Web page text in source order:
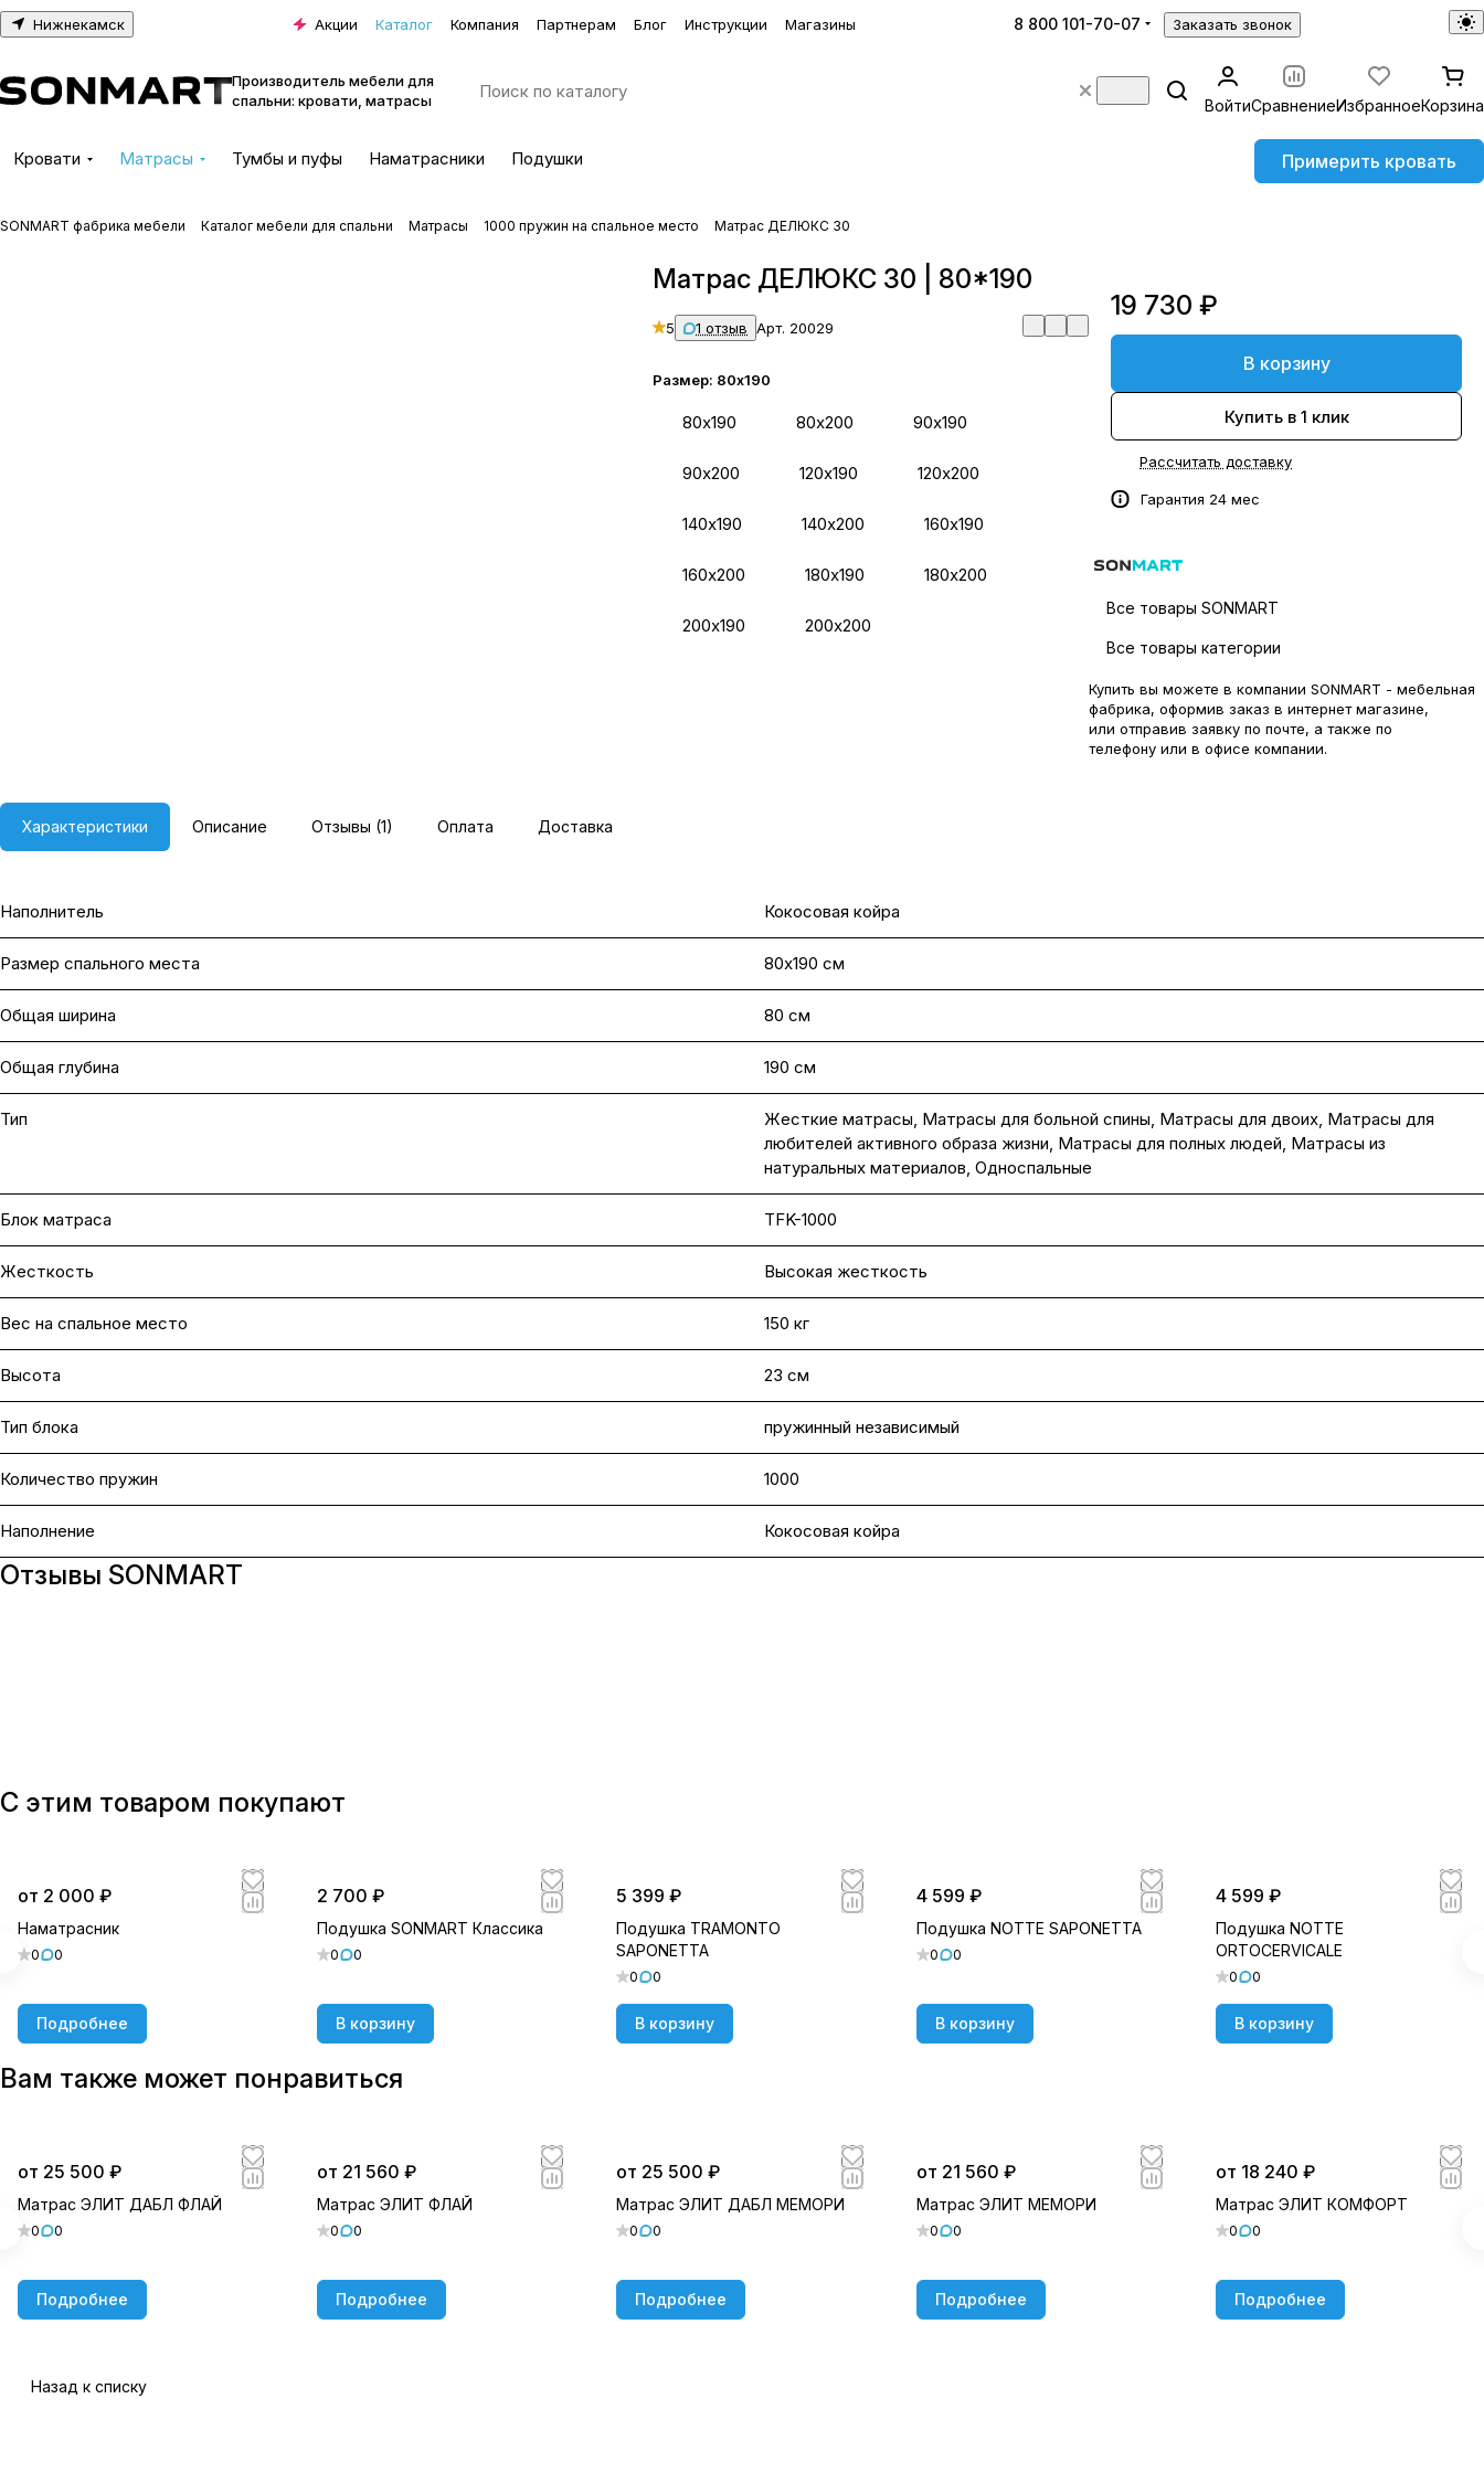
Нижнекамск Акции Каталог Компания Партнерам Блог Инструкции Магазины 8 800 101-70-07 Заказать звонок
Производитель мебели для
спальни: кровати, матрасы
ВойтиСравнениеИзбранноеКорзина
Кровати Матрасы Тумбы и пуфы Наматрасники Подушки Примерить кровать
SONMART фабрика мебели Каталог мебели для спальни Матрасы 1000 пружин на спальное место Матрас ДЕЛЮКС 30
Матрас ДЕЛЮКС 30 | 80*190
5 1 отзыв Арт. 20029
Размер: 80х190
80х190 80х200 90х190
90х200 120х190 120х200
140х190 140х200 160х190
160х200 180х190 180х200
200х190 200х200
19 730 ₽
В корзину
Купить в 1 клик
Рассчитать доставку
Гарантия 24 мес
Все товары SONMART
Все товары категории
Купить вы можете в компании SONMART - мебельная
фабрика, оформив заказ в интернет магазине,
или отправив заявку по почте, а также по
телефону или в офисе компании.
Характеристики Описание Отзывы (1) Оплата Доставка
Наполнитель Кокосовая койра
Размер спального места 80х190 см
Общая ширина 80 см
Общая глубина 190 см
Тип Жесткие матрасы, Матрасы для больной спины, Матрасы для двоих, Матрасы для
любителей активного образа жизни, Матрасы для полных людей, Матрасы из
натуральных материалов, Односпальные
Блок матраса TFK-1000
Жесткость Высокая жесткость
Вес на cпальное место 150 кг
Высота 23 см
Тип блока пружинный независимый
Количество пружин 1000
Наполнение Кокосовая койра
Отзывы SONMART
С этим товаром покупают
от 2 000 ₽
Наматрасник
0 0
Подробнее
2 700 ₽
Подушка SONMART Классика
0 0
В корзину
5 399 ₽
Подушка TRAMONTO
SAPONETTA
0 0
В корзину
4 599 ₽
Подушка NOTTE SAPONETTA
0 0
В корзину
4 599 ₽
Подушка NOTTE
ORTOCERVICALE
0 0
В корзину
Вам также может понравиться
от 25 500 ₽
Матрас ЭЛИТ ДАБЛ ФЛАЙ
0 0
Подробнее
от 21 560 ₽
Матрас ЭЛИТ ФЛАЙ
0 0
Подробнее
от 25 500 ₽
Матрас ЭЛИТ ДАБЛ МЕМОРИ
0 0
Подробнее
от 21 560 ₽
Матрас ЭЛИТ МЕМОРИ
0 0
Подробнее
от 18 240 ₽
Матрас ЭЛИТ КОМФОРТ
0 0
Подробнее
Назад к списку